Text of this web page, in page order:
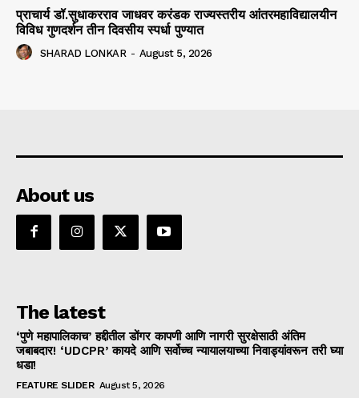
प्राचार्य डॉ.सुधाकरराव जाधवर करंडक राज्यस्तरीय आंतरमहाविद्यालयीन
विविध गुणदर्शन तीन दिवसीय स्पर्धा पुण्यात
SHARAD LONKAR - August 5, 2026
About us
The latest
‘पुणे महापालिकाच’ हद्दीतील डोंगर कापणी आणि नागरी सुरक्षेसाठी अंतिम
जबाबदार! ‘UDCPR’ कायदे आणि सर्वोच्च न्यायालयाच्या निवाड्यांवरून तरी घ्या
धडा!
FEATURE SLIDER August 5, 2026